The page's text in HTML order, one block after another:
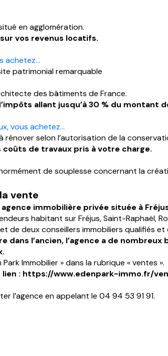
en agglomération.
vos revenus locatifs.
achetez…
patrimonial remarquable
des bâtiments de France.
allant jusqu’à 30 % du montant
vous achetez…
rénover selon l’autorisation de la
coûts de travaux pris à votre charge.
de souplesse concernant la
vente
immobilière privée située à
habitant sur Fréjus, Saint-Raphaël,
de deux conseillers immobiliers qualifiés
dans l’ancien, l’agence a de
Immobilier » dans la rubrique « ventes ».
: https://www.edenpark-immo.fr/
l’agence en appelant le 04 94 53 91 91.